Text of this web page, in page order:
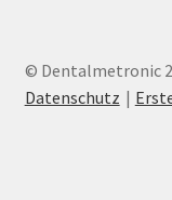
© Dentalmetronic
Datenschutz